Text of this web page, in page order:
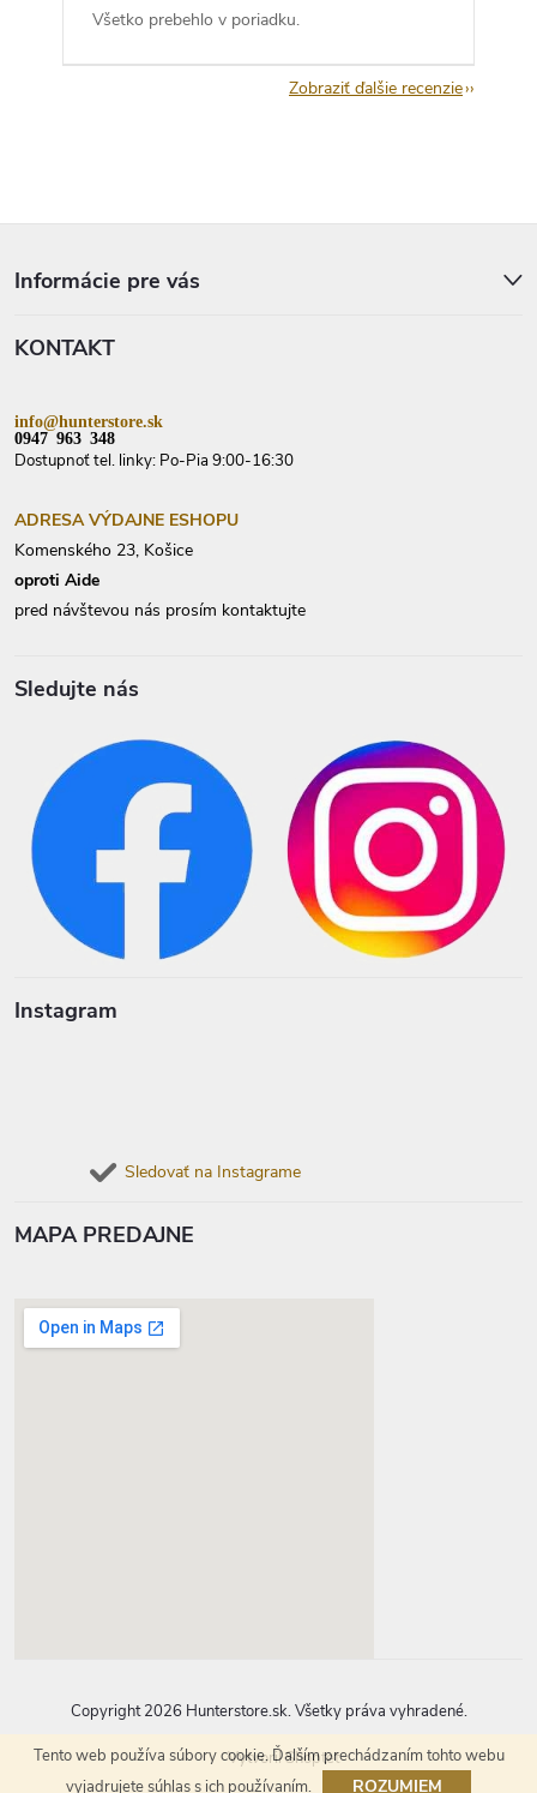
Tento web používa súbory cookie. Ďalším prechádzaním tohto webu
vyjadrujete súhlas s ich používaním.
ROZUMIEM
Všetko prebehlo v poriadku.
Zobraziť ďalšie recenzie
Informácie pre vás
KONTAKT
info@hunterstore.sk
0947 963 348
Dostupnoť tel. linky: Po-Pia 9:00-16:30
ADRESA VÝDAJNE ESHOPU
Komenského 23, Košice
oproti Aide
pred návštevou nás prosím kontaktujte
Sledujte nás
Instagram
Sledovať na Instagrame
MAPA PREDAJNE
Vytvoril Shoptet
Copyright 2026 Hunterstore.sk. Všetky práva vyhradené.